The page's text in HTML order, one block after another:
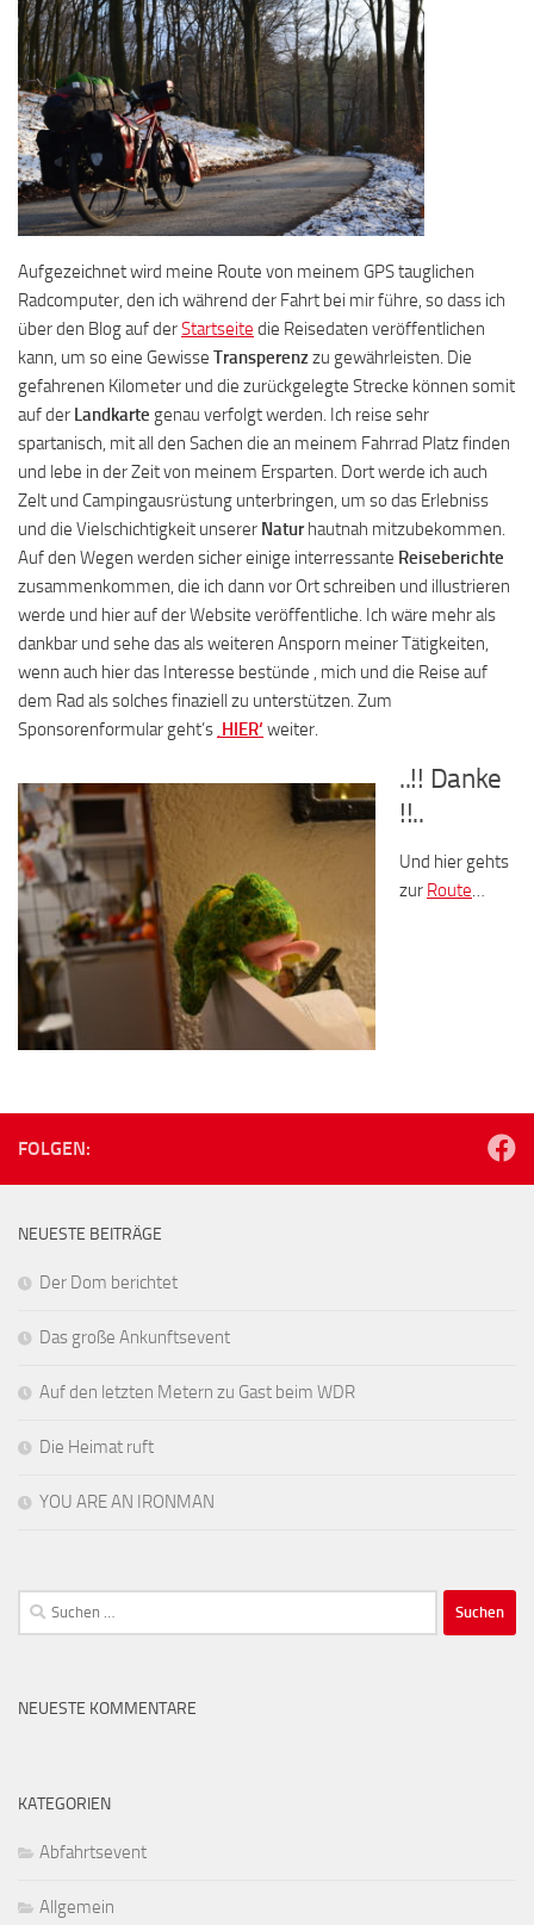
Aufgezeichnet wird meine Route von meinem GPS tauglichen
Radcomputer, den ich während der Fahrt bei mir führe, so dass ich
über den Blog auf derStartseite die Reisedaten veröffentlichen
kann, um so eine Gewisse Transperenzzu gewährleisten. Die
gefahrenen Kilometer und die zurückgelegte Strecke können somit
auf der Landkarte genau verfolgt werden. Ich reise sehr
spartanisch, mit all den Sachen die an meinem Fahrrad Platz finden
und lebe in der Zeit von meinem Ersparten. Dort werde ich auch
Zelt und Campingausrüstung unterbringen, um so das Erlebniss
und die Vielschichtigkeit unserer Naturhautnah mitzubekommen.
Auf den Wegen werden sicher einige interressante Reiseberichte
zusammenkommen, die ich dann vor Ort schreiben und illustrieren
werde und hier auf der Website veröffentliche. Ich wäre mehr als
dankbar und sehe das als weiteren Ansporn meiner Tätigkeiten,
wenn auch hier das Interesse bestünde , mich und die Reise auf
dem Rad als solches finaziell zu unterstützen. Zum
Sponsorenformular geht’s ‚HIER‘ weiter.
..!! Danke
!!..
Und hier gehts
zur Route…
FOLGEN:
NEUESTE BEITRÄGE
Der Dom berichtet
Das große Ankunftsevent
Auf den letzten Metern zu Gast beim WDR
Die Heimat ruft
YOU ARE AN IRONMAN
Suchen
nach:
NEUESTE KOMMENTARE
KATEGORIEN
Abfahrtsevent
Allgemein